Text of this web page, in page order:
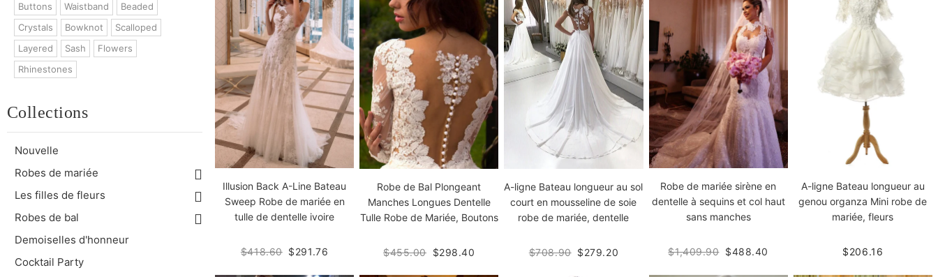
Buttons
Waistband
Beaded
Crystals
Bowknot
Scalloped
Layered
Sash
Flowers
Rhinestones
Collections
Nouvelle
Robes de mariée
Les filles de fleurs
Robes de bal
Demoiselles d'honneur
Cocktail Party
Illusion Back A-Line Bateau
Sweep Robe de mariée en
tulle de dentelle ivoire
$418.60 $291.76
Robe de Bal Plongeant
Manches Longues Dentelle
Tulle Robe de Mariée, Boutons
$455.00 $298.40
A-ligne Bateau longueur au sol
court en mousseline de soie
robe de mariée, dentelle
$708.90 $279.20
Robe de mariée sirène en
dentelle à sequins et col haut
sans manches
$1,409.90 $488.40
A-ligne Bateau longueur au
genou organza Mini robe de
mariée, fleurs
$206.16